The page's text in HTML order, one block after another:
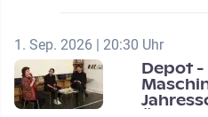
1. Sep. 2026 | 20:30 Uhr
Depot -